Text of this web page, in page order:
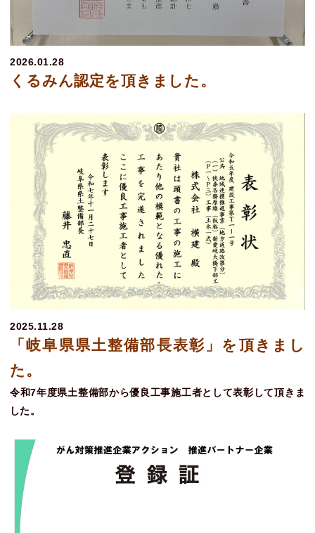
新着情報
SDGsの取り組み
くるみん認定を頂きました。
2026.01.28
「岐阜県県土整備部長表彰」を頂きまし
た。
2025.11.28
令和7年度県土整備部から優良工事施工者として表彰して頂きま
した。